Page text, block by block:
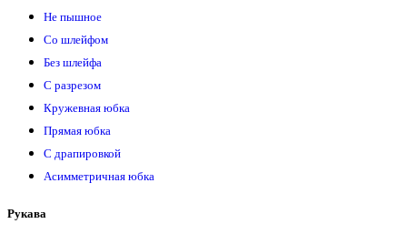
Не пышное
Со шлейфом
Без шлейфа
С разрезом
Кружевная юбка
Прямая юбка
С драпировкой
Асимметричная юбка
Рукава